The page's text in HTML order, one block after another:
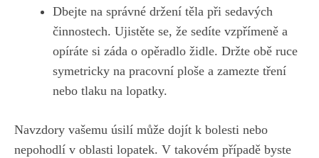
Dbejte na správné držení těla při sedavých
činnostech. Ujistěte se, že sedíte vzpřímeně a
opíráte si záda o opěradlo židle. Držte obě ruce
symetricky na pracovní ploše a zamezte tření
nebo tlaku na lopatky.
Navzdory vašemu úsilí může dojít k bolesti nebo
nepohodlí v oblasti lopatek. V takovém případě byste